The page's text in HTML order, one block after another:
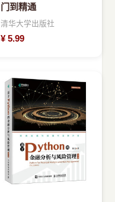
门到精通
清华大学出版社
¥ 5.99